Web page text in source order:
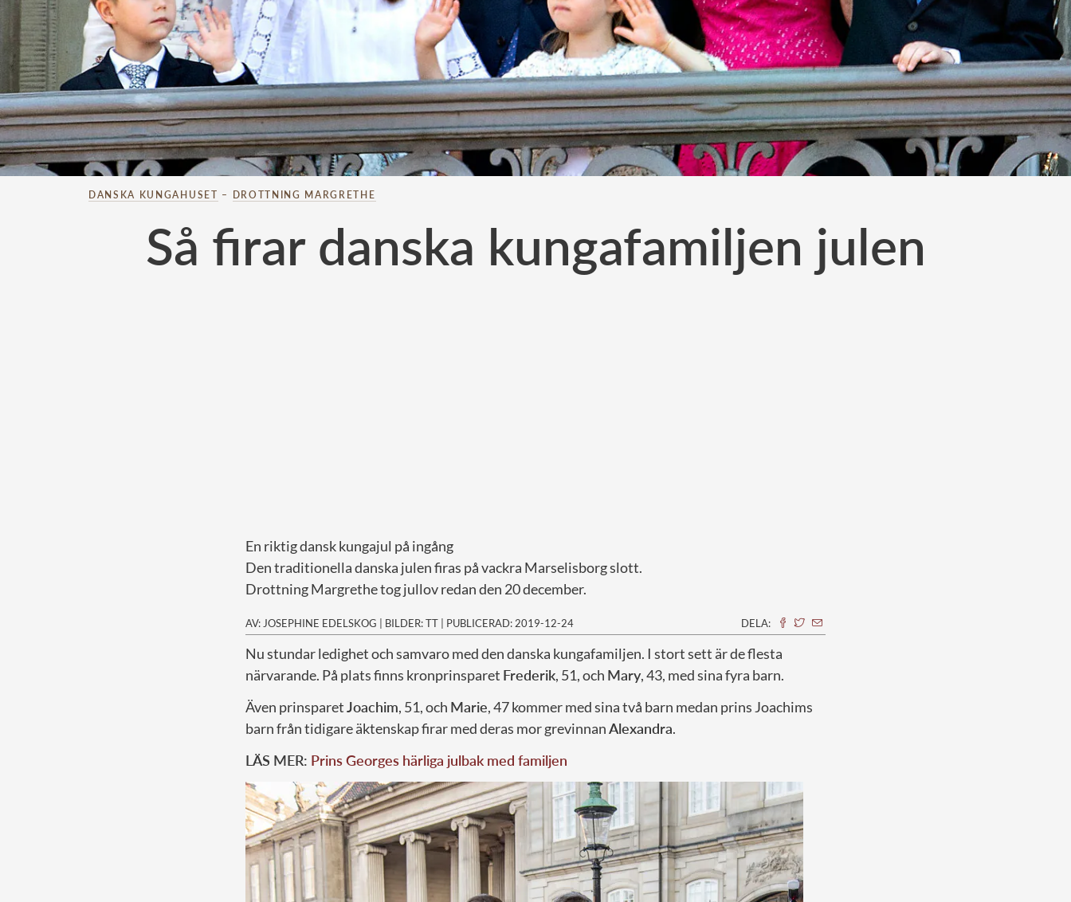
DANSKA KUNGAHUSET – DROTTNING MARGRETHE
Så firar danska kungafamiljen julen
En riktig dansk kungajul på ingång
Den traditionella danska julen firas på vackra Marselisborg slott.
Drottning Margrethe tog jullov redan den 20 december.
AV: JOSEPHINE EDELSKOG | BILDER: TT | PUBLICERAD: 2019-12-24 DELA:
Nu stundar ledighet och samvaro med den danska kungafamiljen. I stort sett är de flesta
närvarande. På plats finns kronprinsparet Frederik, 51, och Mary, 43, med sina fyra barn.
Även prinsparetJoachim, 51, och Marie, 47 kommer med sina två barn medan prins Joachims
barn från tidigare äktenskap firar med deras mor grevinnanAlexandra.
LÄS MER: Prins Georges härliga julbak med familjen